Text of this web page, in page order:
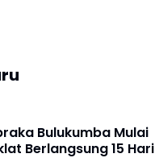
Bulukumba Mulai
Berlangsung 15 Hari